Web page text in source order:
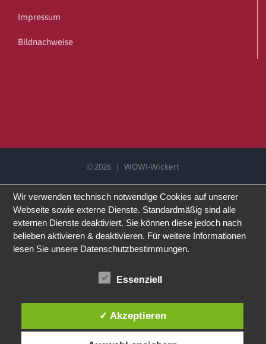
Impressum
Bildnachweise
© 2026 | WOWI-Wickert
Wir verwenden technisch notwendige Cookies auf unserer
Webseite sowie externe Dienste. Standardmäßig sind alle
externen Dienste deaktiviert. Sie können diese jedoch nach
belieben aktivieren & deaktivieren. Für weitere Informationen
lesen Sie unsere Datenschutzbestimmungen.
Essenziell
✓ Akzeptieren